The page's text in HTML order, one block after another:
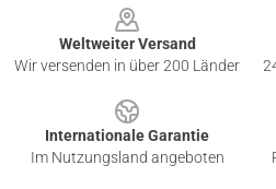
Weltweiter Versand
Wir versenden in über 200 Länder
Internationale Garantie
Im Nutzungsland angeboten